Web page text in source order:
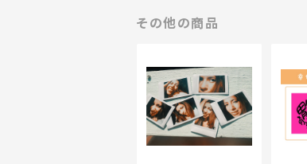
その他の商品